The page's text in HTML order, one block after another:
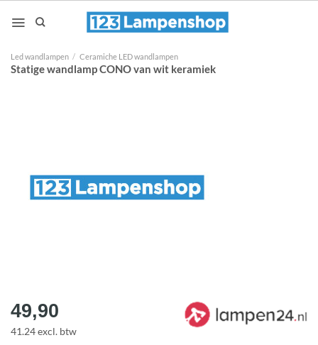
naar
Led wandlampen / Ceramiche LED wandlampen
Statige wandlamp CONO van wit keramiek
49,90
41.24 excl. btw